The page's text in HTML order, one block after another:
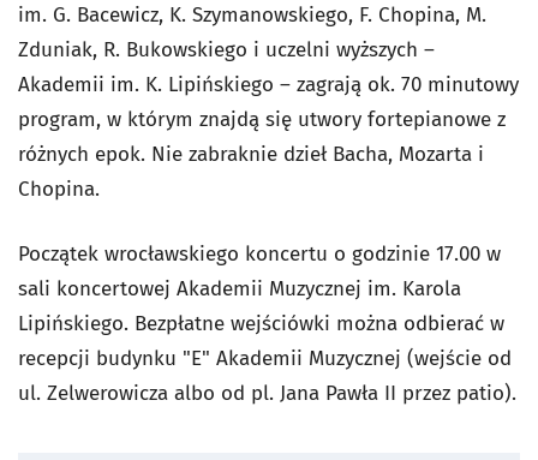
im. G. Bacewicz, K. Szymanowskiego, F. Chopina, M.
Zduniak, R. Bukowskiego i uczelni wyższych –
Akademii im. K. Lipińskiego – zagrają ok. 70 minutowy
program, w którym znajdą się utwory fortepianowe z
różnych epok. Nie zabraknie dzieł Bacha, Mozarta i
Chopina.
Początek wrocławskiego koncertu o godzinie 17.00 w
sali koncertowej Akademii Muzycznej im. Karola
Lipińskiego. Bezpłatne wejściówki można odbierać w
recepcji budynku "E" Akademii Muzycznej (wejście od
ul. Zelwerowicza albo od pl. Jana Pawła II przez patio).